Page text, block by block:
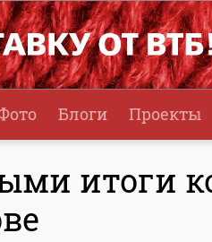
Блоги Проекты
итоги